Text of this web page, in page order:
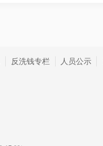
反洗钱专栏 人员公示